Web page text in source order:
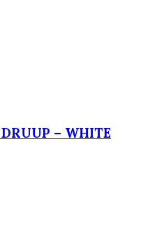
– WHITE